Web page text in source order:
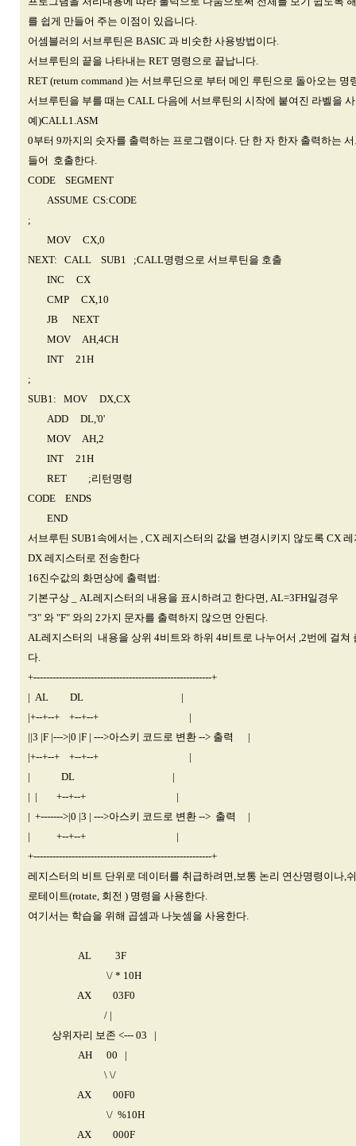
를 쉽게 만들어 주는 이점이 있읍니다.
어셈블러의 서브루틴은 BASIC 과 비숫한 사용방법이다.
서브루틴의 끝을 나타내는 RET 명령으로 끝납니다.
RET (return command )는 서브루딘으로 부터 메인 루틴으로 돌아오는 명
서브루틴을 부를 때는 CALL 다음에 서브루틴의 시작에 붙여진 라벨을
예)CALL1.ASM
0부터 9까지의 숫자를 출력하는 프로그램이다. 단 한 자 한자 출력하는
들어 호출한다.
CODE SEGMENT
ASSUME CS:CODE
;
MOV CX,0
NEXT: CALL SUB1 ;CALL명령으로 서브루틴을 호출
INC CX
CMP CX,10
JB NEXT
MOV AH,4CH
INT 21H
;
SUB1: MOV DX,CX
ADD DL,'0'
MOV AH,2
INT 21H
RET ;리턴명령
CODE ENDS
END
서브루틴 SUB1속에서는 , CX 레지스터의 값을 변경시키지 않도록 CX
DX 레지스터로 전송한다
16진수값의 화면상에 출력법:
기본구상 _ AL레지스터의 내용을 표시하려고 한다면, AL=3FH일경우
"3" 와 "F" 와의 2가지 문자를 출력하지 않으면 안된다.
AL레지스터의 내용을 상위 4비트와 하위 4비트로 나누어서 ,2번에 걸쳐
다.
+--------------------------------------------------------+
| AL DL |
|+--+--+ +--+--+ |
||3 |F |--->|0 |F | --->아스키 코드로 변환 --> 출력 |
|+--+--+ +--+--+ |
| DL |
| | +--+--+ |
| +------->|0 |3 | --->아스키 코드로 변환 --> 출력 |
| +--+--+ |
+--------------------------------------------------------+
레지스터의 비트 단위로 데이터를 취급하려면,보통 논리 연산명령이나,
로테이트(rotate, 회전 ) 명령을 사용한다.
여기서는 학습을 위해 곱셈과 나눗셈을 사용한다.
AL 3F
\/ * 10H
AX 03F0
/ |
상위자리 보존 <--- 03 |
AH 00 |
\ \/
AX 00F0
\/ %10H
AX 000F